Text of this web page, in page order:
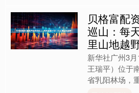
贝格富配
巡山：每
里山地越
新华社广州3月
王瑞平）位于
省乳阳林场，
粤港澳大湾区